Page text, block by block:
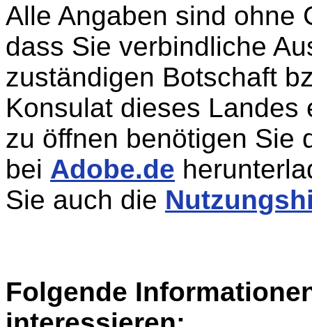
Alle Angaben sind ohne
dass Sie verbindliche
zuständigen Botschaft
Konsulat dieses Landes
zu öffnen benötigen Sie
bei Adobe.de
Sie auch die
Folgende